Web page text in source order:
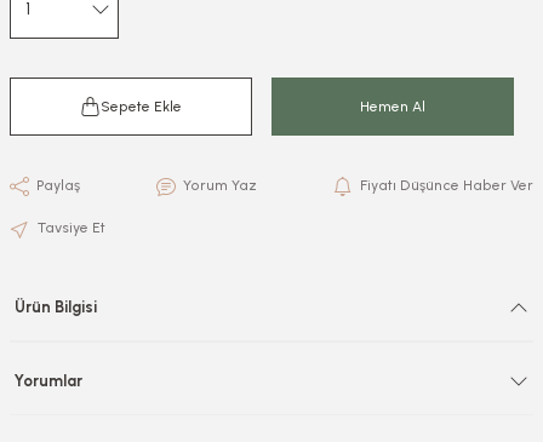
Sepete Ekle Hemen Al
Yorum Yaz Fiyatı Düşünce Haber Ver
Tavsiye Et
Paylaş
Ürün Bilgisi
Yorumlar